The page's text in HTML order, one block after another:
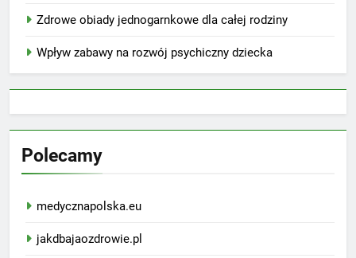
Zdrowe obiady jednogarnkowe dla całej rodziny
Wpływ zabawy na rozwój psychiczny dziecka
Polecamy
medycznapolska.eu
jakdbajaozdrowie.pl